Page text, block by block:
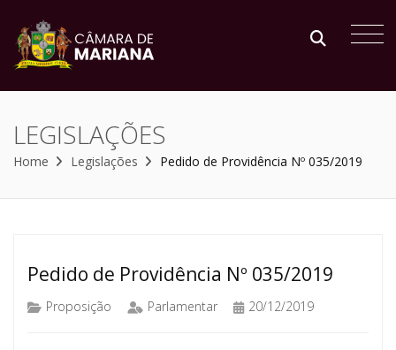
LEGISLAÇÕES
Home Legislações Pedido de Providência Nº 035/2019
Pedido de Providência Nº 035/2019
Proposição Parlamentar 20/12/2019